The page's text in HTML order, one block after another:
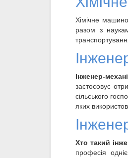
Хімічне
разом з
Інженер-
застосовує
сільського
яких
Хто такий
професія